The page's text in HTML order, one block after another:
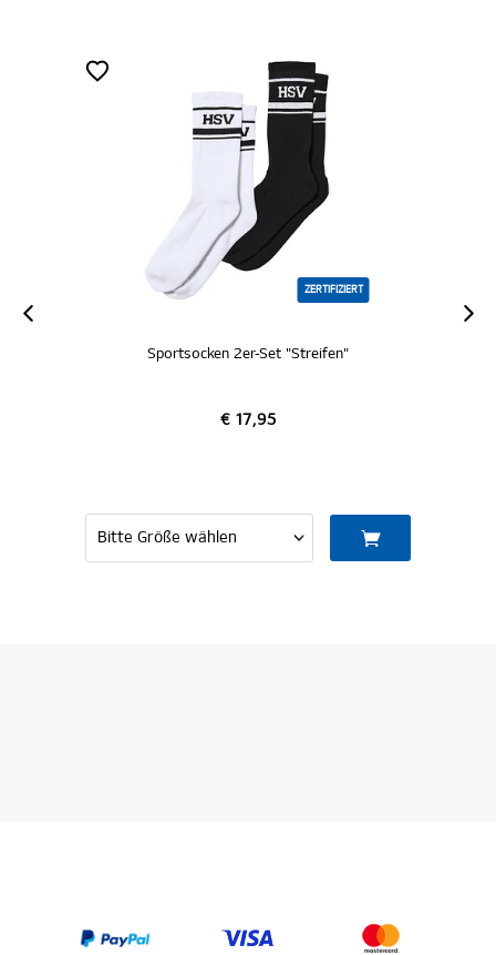
ZERTIFIZIERT
Sportsocken 2er-Set "Streifen"
€ 17,95